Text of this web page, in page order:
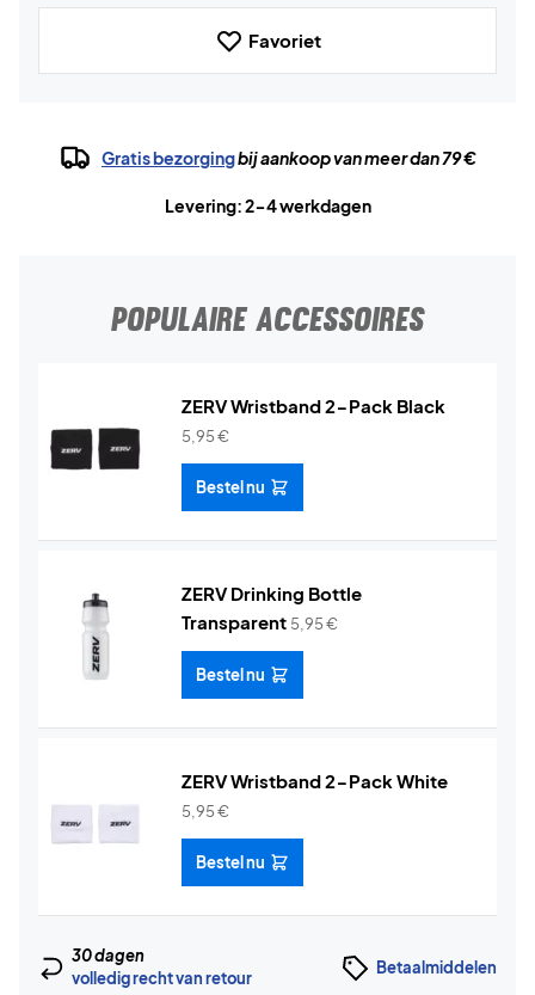
Favoriet
Gratis bezorgingbij aankoop van meer dan 79 €
Levering: 2-4 werkdagen
POPULAIRE ACCESSOIRES
ZERV Wristband 2-Pack Black
5,95€
Bestel nu
ZERV Drinking Bottle
Transparent 5,95€
Bestel nu
ZERV Wristband 2-Pack White
5,95€
Bestel nu
30 dagen
volledig recht van retour
Betaalmiddelen